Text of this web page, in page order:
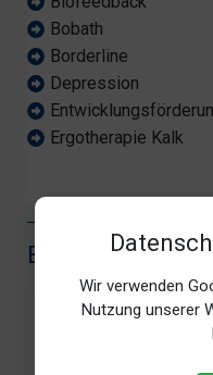
Wir verwenden
Nutzung unserer
Bobath
Borderline
Depression
Ergotherapie Kalk
BEWERTUNG